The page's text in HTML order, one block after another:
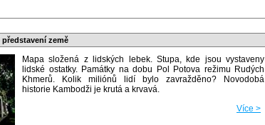
země
Mapa složená z lidských lebek. Stupa, kde jsou vystaveny
lidské ostatky. Památky na dobu Pol Potova režimu Rudých
Khmerů. Kolik miliónů lidí bylo zavražděno? Novodobá
historie Kambodži je krutá a krvavá.
Více >